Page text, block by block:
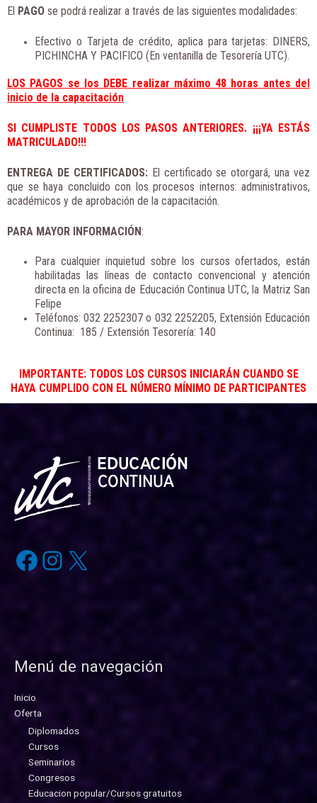
El PAGO se podrá realizar a través de las siguientes modalidades:
Efectivo o Tarjeta de crédito, aplica para tarjetas: DINERS,
PICHINCHA Y PACIFICO (En ventanilla de Tesorería UTC).
LOS PAGOS se los DEBE realizar máximo 48 horas antes del
inicio de la capacitación
SI CUMPLISTE TODOS LOS PASOS ANTERIORES. ¡¡¡YA ESTÁS
MATRICULADO!!!
ENTREGA DE CERTIFICADOS: El certificado se otorgará, una vez
que se haya concluido con los procesos internos: administrativos,
académicos y de aprobación de la capacitación.
PARA MAYOR INFORMACIÓN:
Para cualquier inquietud sobre los cursos ofertados, están
habilitadas las líneas de contacto convencional y atención
directa en la oficina de Educación Continua UTC, la Matriz San
Felipe
Teléfonos: 032 2252307 o 032 2252205, Extensión Educación
Continua: 185 / Extensión Tesorería: 140
IMPORTANTE: TODOS LOS CURSOS INICIARÁN CUANDO SE
HAYA CUMPLIDO CON EL NÚMERO MÍNIMO DE PARTICIPANTES
Facebook
Instagram
Menú de navegación
Inicio
Oferta
Diplomados
Cursos
Seminarios
Congresos
Educacion popular/Cursos gratuitos